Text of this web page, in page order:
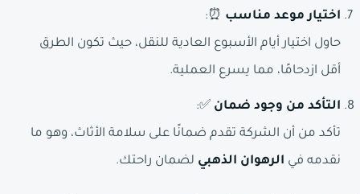
اختيار موعد مناسب ⏰:
حاول اختيار أيام الأسبوع العادية للنقل، حيث تكون الطرق
أقل ازدحامًا، مما يسرع العملية.
التأكد من وجود ضمان ✅:
تأكد من أن الشركة تقدم ضمانًا على سلامة الأثاث، وهو ما
نقدمه في الرهوان الذهبي لضمان راحتك.